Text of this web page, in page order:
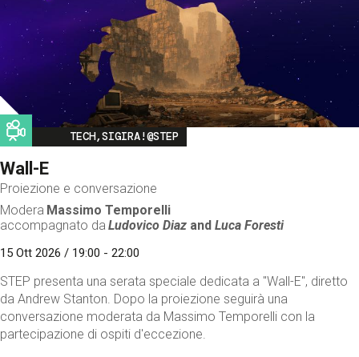
Image
TECH,SIGIRA!@STEP
Wall-E
Proiezione e conversazione
Modera Massimo Temporelli
accompagnato da Ludovico Diaz andLuca Foresti
15 Ott 2026 / 19:00 - 22:00
STEP presenta una serata speciale dedicata a "Wall-E", diretto
da Andrew Stanton. Dopo la proiezione seguirà una
conversazione moderata da Massimo Temporelli con la
partecipazione di ospiti d'eccezione.